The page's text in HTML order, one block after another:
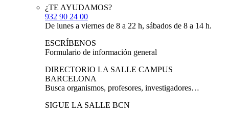
¿TE AYUDAMOS?
932 90 24 00
De lunes a viernes de 8 a 22 h, sábados de 8 a 14 h.
ESCRÍBENOS
Formulario de información general
DIRECTORIO LA SALLE CAMPUS
BARCELONA
Busca organismos, profesores, investigadores…
SIGUE LA SALLE BCN